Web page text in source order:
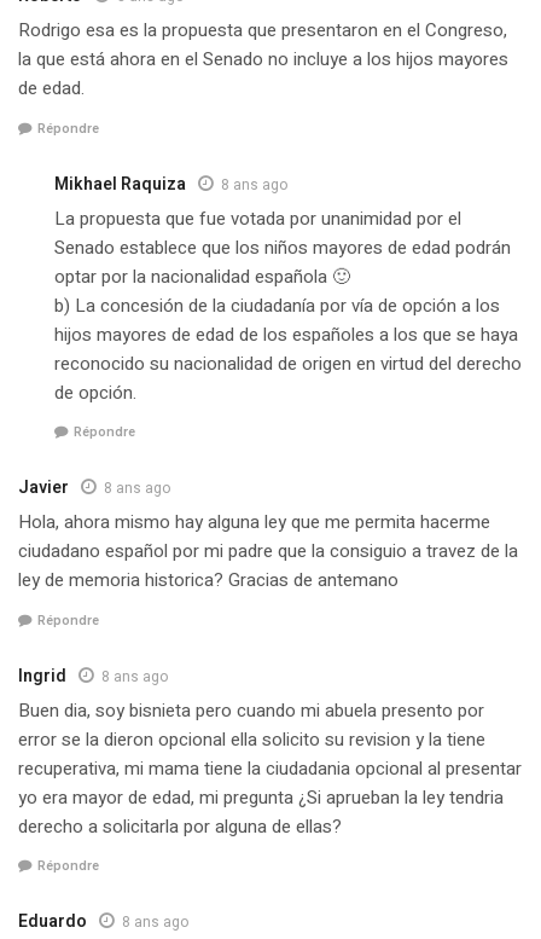
Rodrigo esa es la propuesta que presentaron en el Congreso,
la que está ahora en el Senado no incluye a los hijos mayores
de edad.
Répondre
Mikhael Raquiza 8 ans ago
La propuesta que fue votada por unanimidad por el
Senado establece que los niños mayores de edad podrán
optar por la nacionalidad española 🙂
b) La concesión de la ciudadanía por vía de opción a los
hijos mayores de edad de los españoles a los que se haya
reconocido su nacionalidad de origen en virtud del derecho
de opción.
Répondre
Javier 8 ans ago
Hola, ahora mismo hay alguna ley que me permita hacerme
ciudadano español por mi padre que la consiguio a travez de la
ley de memoria historica? Gracias de antemano
Répondre
Ingrid 8 ans ago
Buen dia, soy bisnieta pero cuando mi abuela presento por
error se la dieron opcional ella solicito su revision y la tiene
recuperativa, mi mama tiene la ciudadania opcional al presentar
yo era mayor de edad, mi pregunta ¿Si aprueban la ley tendria
derecho a solicitarla por alguna de ellas?
Répondre
Eduardo 8 ans ago